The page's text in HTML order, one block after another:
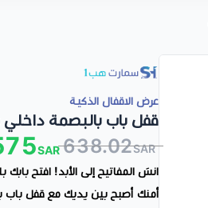
عرض الاقفال الذكية
قفل باب بالبصمة
638.02SAR
SAR
انسَ المفاتيح إلى الأبد! افتح
أمنك أصبح بين يديك مع قفل باب